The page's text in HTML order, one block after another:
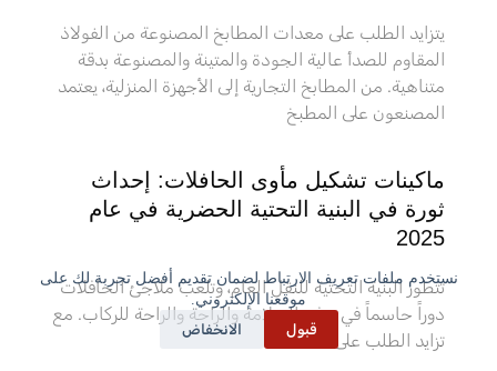
نستخدم ملفات تعريف الارتباط لضمان تقديم أفضل تجربة لك على
موقعنا الإلكتروني.
قبول
الانخفاض
يتزايد الطلب على معدات المطابخ المصنوعة من الفولاذ
المقاوم للصدأ عالية الجودة والمتينة والمصنوعة بدقة
متناهية. من المطابخ التجارية إلى الأجهزة المنزلية، يعتمد
المصنعون على المطبخ
ماكينات تشكيل مأوى الحافلات: إحداث
ثورة في البنية التحتية الحضرية في عام
2025
تتطور البنية التحتية للنقل العام، وتلعب ملاجئ الحافلات
دوراً حاسماً في توفير السلامة والراحة والراحة للركاب. مع
تزايد الطلب على